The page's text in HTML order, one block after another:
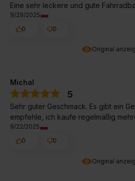
Original
Eine sehr leckere und gute
9/29/2025
0
0
Original
Michal
5
Sehr guter Geschmack. Es gibt ein
empfehle, ich kaufe regelmäßig
9/22/2025
0
0